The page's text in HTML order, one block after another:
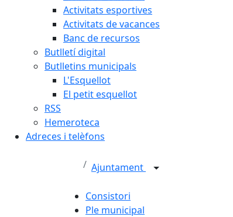
Activitats esportives
Activitats de vacances
Banc de recursos
Butlletí digital
Butlletins municipals
L'Esquellot
El petit esquellot
RSS
Hemeroteca
Adreces i telèfons
Ajuntament
Consistori
Ple municipal